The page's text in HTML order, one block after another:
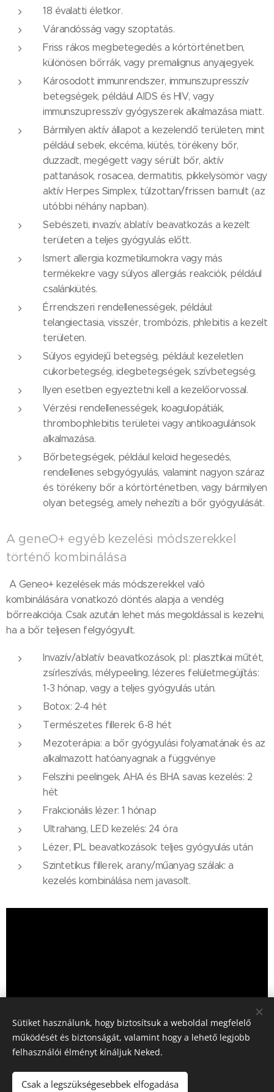
18 évalatti életkor.
Várandósság vagy szoptatás.
Friss rákos megbetegedés a kórtörténetben,
különösen bőrrák, vagy premalignus anyajegyek.
Károsodott immunrendszer, immunszupresszív
betegségek, például AIDS és HIV, vagy
immunszupresszív gyógyszerek alkalmazása miatt.
Bármilyen aktív állapot a kezelendő területen, mint
például sebek, ekcéma, kiütés, törékeny bőr,
duzzadt, megégett vagy sérült bőr, aktív
pattanások, rosacea, dermatitis, pikkelysömör vagy
aktív Herpes Simplex, túlzottan/frissen barnult (az
utóbbi néhány napban).
Sebészeti, invazív, ablatív beavatkozás a kezelt
területen a teljes gyógyulás előtt.
Ismert allergia kozmetikumokra vagy más
termékekre vagy súlyos allergiás reakciók, például
csalánkiütés.
Érrendszeri rendellenességek, például:
telangiectasia, visszér, trombózis, phlebitis a kezelt
területen.
Súlyos egyidejű betegség, például: kezeletlen
cukorbetegség, idegbetegségek, szívbetegség.
Ilyen esetben egyeztetni kell a kezelőorvossal.
Vérzési rendellenességek, koagulopátiák,
thrombophlebitis területei vagy antikoagulánsok
alkalmazása.
Bőrbetegségek, például keloid hegesedés,
rendellenes sebgyógyulás, valamint nagyon száraz
és törékeny bőr a kórtörténetben, vagy bármilyen
olyan betegség, amely nehezíti a bőr gyógyulását.
A geneO+ egyéb kezelési módszerekkel
történő kombinálása
A Geneo+ kezelések más módszerekkel való
kombinálására vonatkozó döntés alapja a vendég
bőrreakciója. Csak azután lehet más megoldással is kezelni,
ha a bőr teljesen felgyógyult.
Invazív/ablatív beavatkozások, pl.: plasztikai műtét,
zsírleszívás, mélypeeling, lézeres felületmegújítás:
1-3 hónap, vagy a teljes gyógyulás után.
Botox: 2-4 hét
Természetes fillerek: 6-8 hét
Mezoterápia: a bőr gyógyulási folyamatának és az
alkalmazott hatóanyagnak a függvénye
Felszíni peelingek, AHA és BHA savas kezelés: 2
hét
Frakcionális lézer: 1 hónap
Ultrahang, LED kezelés: 24 óra
Lézer, IPL beavatkozások: teljes gyógyulás után
Szintetikus fillerek, arany/műanyag szálak: a
kezelés kombinálása nem javasolt.
Beleegyező nyilatkozat kitöltése kötelező!
Sütiket használunk, hogy biztosítsuk a weboldal megfelelő
működését és biztonságát, valamint hogy a lehető legjobb
felhasználói élményt kínáljuk Neked.
Csak a legszükségesebbek elfogadása